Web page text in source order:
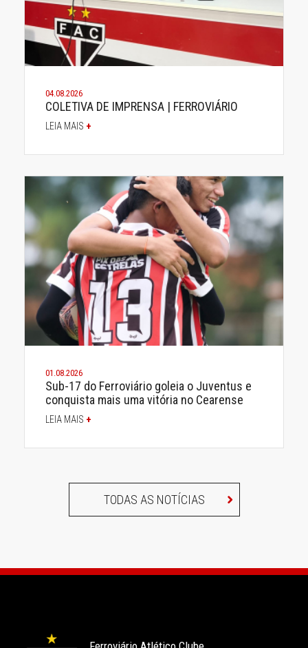
04.08.2026
COLETIVA DE IMPRENSA | FERROVIÁRIO
LEIA MAIS +
01.08.2026
Sub-17 do Ferroviário goleia o Juventus e
conquista mais uma vitória no Cearense
LEIA MAIS +
TODAS AS NOTÍCIAS